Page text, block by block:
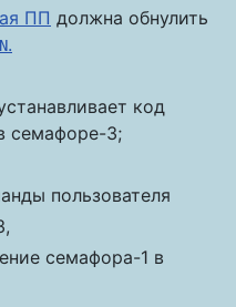
ПП должна обнулить
.
код
семафоре-3;
пользователя
семафора-1 в